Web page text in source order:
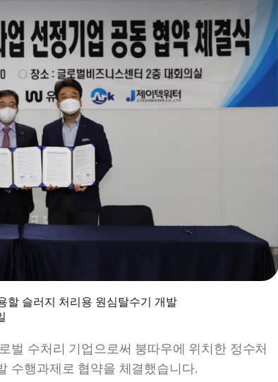
할 슬러지 처리용 원심탈수기 개발
벌 수처리 기업으로써 붕따우에 위치한 정수처
수행과제로 협약을 체결했습니다.